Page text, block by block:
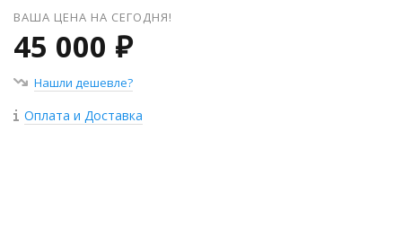
ВАША ЦЕНА НА СЕГОДНЯ!
45 000 ₽
Нашли дешевле?
Оплата и Доставка